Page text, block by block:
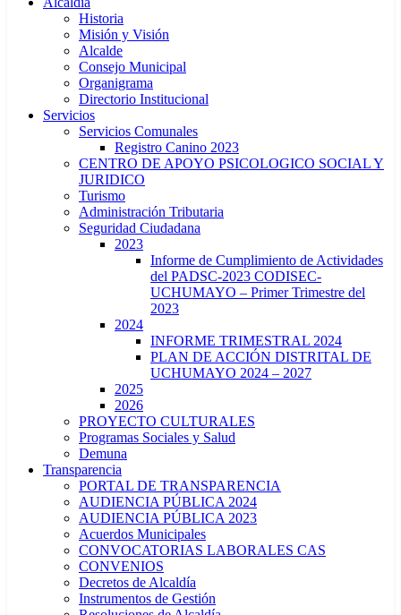
Historia
Misión y Visión
Alcalde
Consejo Municipal
Organigrama
Directorio Institucional
Servicios
Servicios Comunales
Registro Canino 2023
CENTRO DE APOYO PSICOLOGICO SOCIAL Y
JURIDICO
Turismo
Administración Tributaria
Seguridad Ciudadana
2023
Informe de Cumplimiento de Actividades
del PADSC-2023 CODISEC-
UCHUMAYO – Primer Trimestre del
2023
2024
INFORME TRIMESTRAL 2024
PLAN DE ACCIÓN DISTRITAL DE
UCHUMAYO 2024 – 2027
2025
2026
PROYECTO CULTURALES
Programas Sociales y Salud
Demuna
Transparencia
PORTAL DE TRANSPARENCIA
AUDIENCIA PÚBLICA 2024
AUDIENCIA PÚBLICA 2023
Acuerdos Municipales
CONVOCATORIAS LABORALES CAS
CONVENIOS
Decretos de Alcaldía
Instrumentos de Gestión